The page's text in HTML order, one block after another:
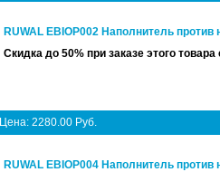
RUWAL EBIOP002 Наполнитель
Скидка до 50% при заказе этого
Цена: 2280.00 Руб.
RUWAL EBIOP004 Наполнитель